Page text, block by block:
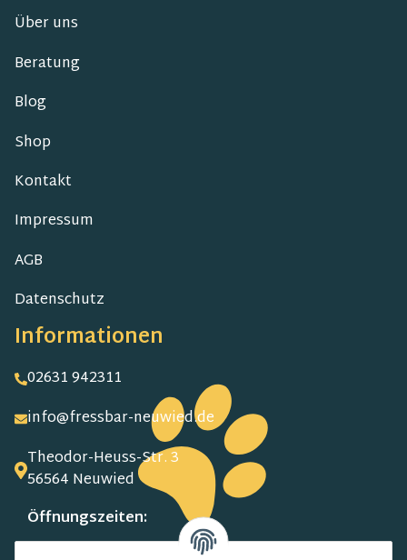
Über uns
Beratung
Blog
Shop
Kontakt
Impressum
AGB
Datenschutz
Informationen
02631 942311
info@fressbar-neuwied.de
Theodor-Heuss-Str. 3
56564 Neuwied
Öffnungszeiten: